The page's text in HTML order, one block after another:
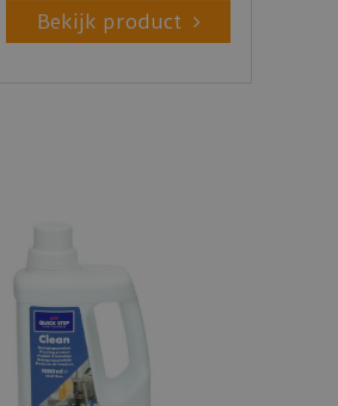
Bekijk product